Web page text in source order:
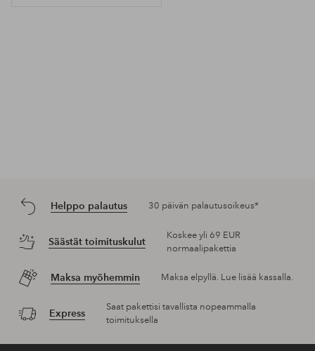
Helppo palautus 30 päivän palautusoikeus*
Säästät toimituskulut
Koskee yli 69 EUR
normaalipakettia
Maksa myöhemmin Maksa elpyllä. Lue lisää kassalla.
Express
Saat pakettisi tavallista nopeammalla
toimituksella